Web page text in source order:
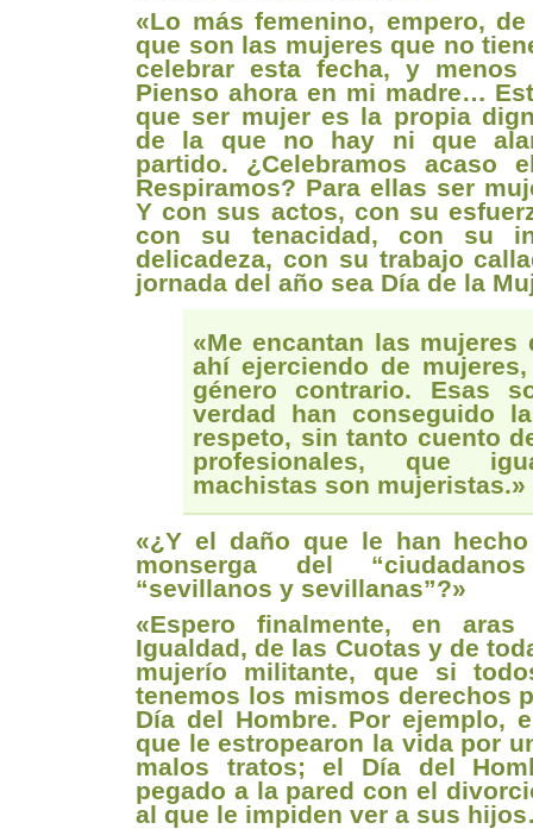
«Lo más femenino, empero,
que son las mujeres que no
celebrar esta fecha, y menos
Pienso ahora en mi madre…
que ser mujer es la propia
de la que no hay ni que
partido. ¿Celebramos acaso
Respiramos? Para ellas ser
Y con sus actos, con su
con su tenacidad, con su
delicadeza, con su trabajo
jornada del año sea Día de la
«Me encantan las mujeres
ahí ejerciendo de
género contrario. Esas
verdad han conseguido
respeto, sin tanto cuento
profesionales, que
machistas son mujeristas.»
«¿Y el daño que le han
monserga del
“sevillanos y sevillanas”?»
«Espero finalmente, en
Igualdad, de las Cuotas y de
mujerío militante, que si
tenemos los mismos derechos
Día del Hombre. Por ejemplo,
que le estropearon la vida por
malos tratos; el Día del
pegado a la pared con el
al que le impiden ver a sus